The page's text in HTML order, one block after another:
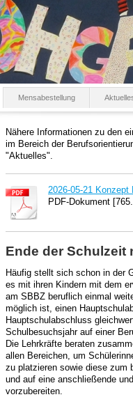
Mensabestellung
Nähere Informationen zu den
im Bereich der
"Aktuelles".
2026-05-21
PDF-Dokument
Ende der Schulzeit
Häufig stellt sich schon in der
es mit ihren Kindern mit dem
am SBBZ beruflich einmal
möglich ist, einen
Hauptschulabschluss
Schulbesuchsjahr auf einer
Die Lehrkräfte beraten
allen Bereichen, um
zu platzieren sowie diese zum
und auf eine anschließende
vorzubereiten.